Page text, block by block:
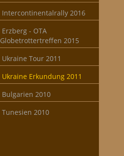
Intercontinentalrally 2016
Erzberg - OTA
Globetrottertreffen 2015
Ukraine Tour 2011
Ukraine Erkundung 2011
Bulgarien 2010
Tunesien 2010